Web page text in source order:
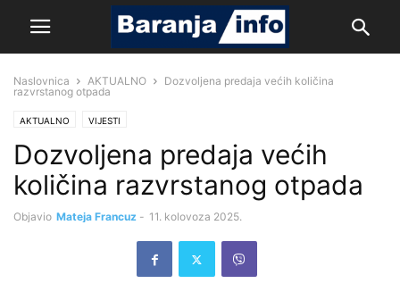
Naslovnica AKTUALNO
Dozvoljena predaja većih količina
razvrstanog otpada
AKTUALNO VIJESTI
Dozvoljena predaja većih
količina razvrstanog otpada
Objavio Mateja Francuz - 11. kolovoza 2025.